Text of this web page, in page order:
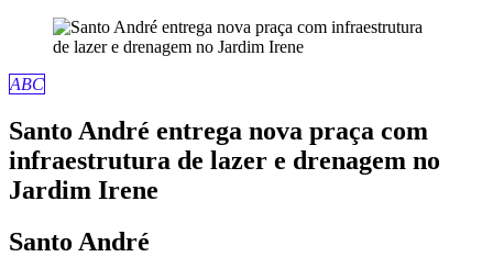
ABC
Santo André entrega nova praça com
infraestrutura de lazer e drenagem no
Jardim Irene
Santo André